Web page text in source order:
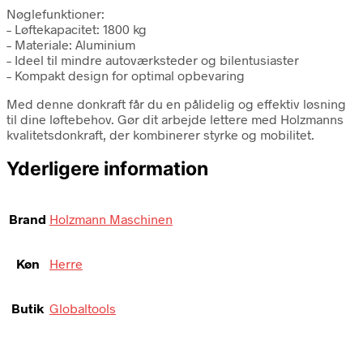
Nøglefunktioner:
– Løftekapacitet: 1800 kg
– Materiale: Aluminium
– Ideel til mindre autoværksteder og bilentusiaster
– Kompakt design for optimal opbevaring
Med denne donkraft får du en pålidelig og effektiv løsning
til dine løftebehov. Gør dit arbejde lettere med Holzmanns
kvalitetsdonkraft, der kombinerer styrke og mobilitet.
Yderligere information
Brand Holzmann Maschinen
Køn Herre
Butik Globaltools